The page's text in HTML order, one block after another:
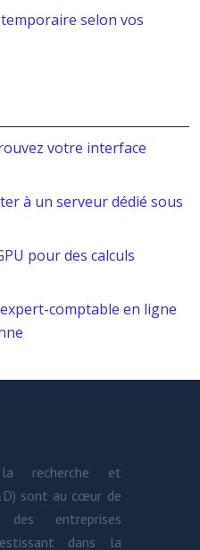
selon vos
votre interface
à un serveur dédié sous
pour des calculs
comptable en ligne
recherche et
sont au cœur de
entreprises
dans la